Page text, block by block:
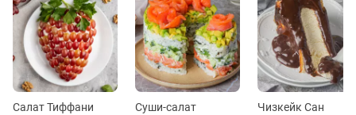
Салат Тиффани
Суши-салат
Чизкейк Сан